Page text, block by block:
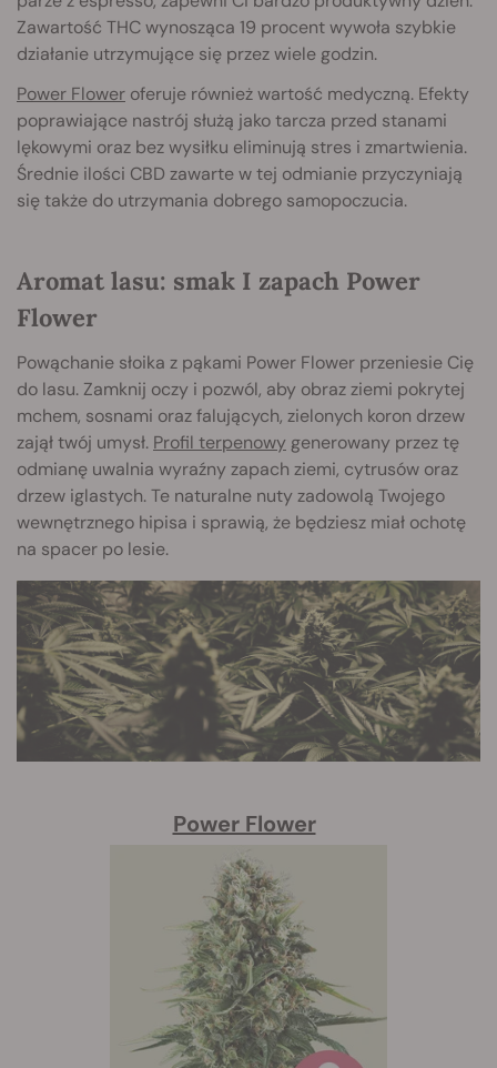
Zawartość THC wynosząca 19 procent wywoła szybkie
działanie utrzymujące się przez wiele godzin.
Power Flower oferuje również wartość medyczną. Efekty
poprawiające nastrój służą jako tarcza przed stanami
lękowymi oraz bez wysiłku eliminują stres i zmartwienia.
Średnie ilości CBD zawarte w tej odmianie przyczyniają
się także do utrzymania dobrego samopoczucia.
Aromat lasu: smak I zapach Power
Flower
Powąchanie słoika z pąkami Power Flower przeniesie Cię
do lasu. Zamknij oczy i pozwól, aby obraz ziemi pokrytej
mchem, sosnami oraz falujących, zielonych koron drzew
zajął twój umysł. Profil terpenowy generowany przez tę
odmianę uwalnia wyraźny zapach ziemi, cytrusów oraz
drzew iglastych. Te naturalne nuty zadowolą Twojego
wewnętrznego hipisa i sprawią, że będziesz miał ochotę
na spacer po lesie.
Power Flower